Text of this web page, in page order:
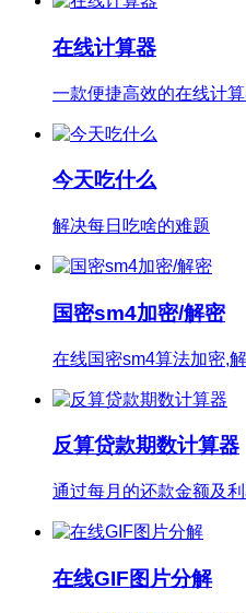
在线计算器
一款便捷高效的在线计
今天吃什么
解决每日吃啥的难题
国密sm4加密/解密
在线国密sm4算法加密,
反算贷款期数计算器
通过每月的还款金额及
在线GIF图片分解